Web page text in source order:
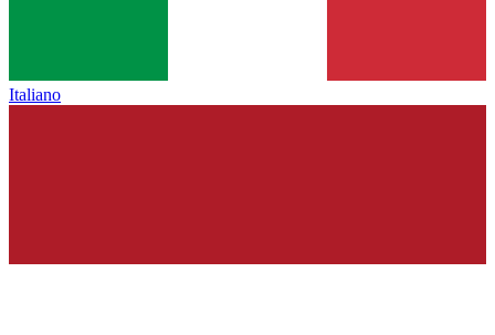
Italiano